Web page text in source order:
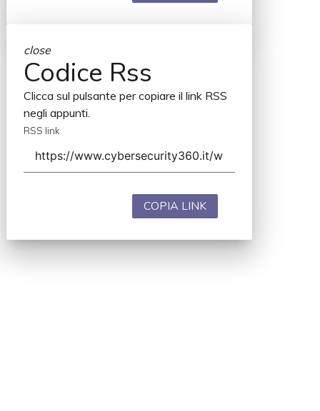
close
Codice Rss
Clicca sul pulsante per copiare il link RSS
negli appunti.
RSS link
COPIA LINK